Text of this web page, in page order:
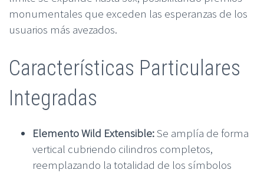
monumentales que exceden las esperanzas de los
usuarios más avezados.
Características Particulares
Integradas
Elemento Wild Extensible:Se amplía de forma
vertical cubriendo cilindros completos,
reemplazando la totalidad de los símbolos